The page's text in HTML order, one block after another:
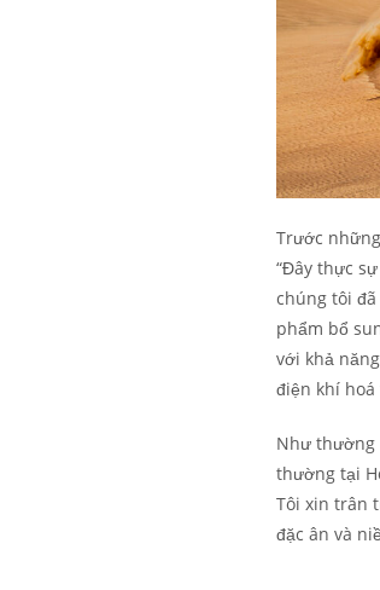
Trước
“Đây thực
chúng tôi
phẩm bổ
với khả
điện khí
Như thường
thường tại
Tôi xin trân
đặc ân và